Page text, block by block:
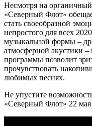
Несмотря на
«Северный Флот»
стать своеобразной
непростого для всех
музыкальной формы –
атмосферной акустики
программы позволит
прочувствовать
любимых песнях.
Не упустите
«Северный Флот» 22